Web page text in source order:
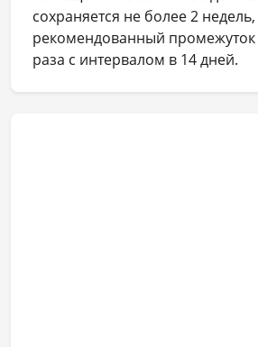
сохраняется не более 2
рекомендованный промежуток
раза с интервалом в 14 дней.